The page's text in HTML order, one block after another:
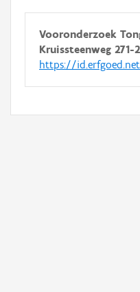
Vooronderzoek
Kruissteenweg 271-
https://